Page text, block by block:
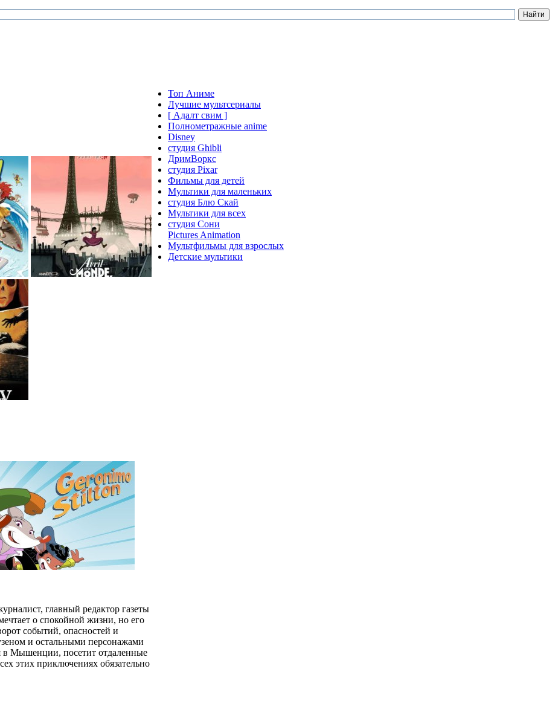
главный редактор газеты
о спокойной жизни, но его
событий, опасностей и
и остальными персонажами
в Мышенции, посетит отдаленные
этих приключениях обязательно
Топ Аниме
Лучшие мультсериалы
[ Адалт свим ]
Полнометражные anime
Disney
студия Ghibli
ДримВоркс
студия Pixar
Фильмы для детей
Мультики для маленьких
студия Блю Скай
Мультики для всех
студия Сони
Pictures Animation
Мультфильмы для взрослых
Детские мультики